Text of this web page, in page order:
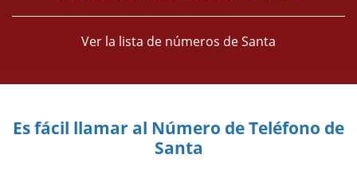
Ver la lista de números de Santa
Es fácil llamar al Número de Teléfono de
Santa